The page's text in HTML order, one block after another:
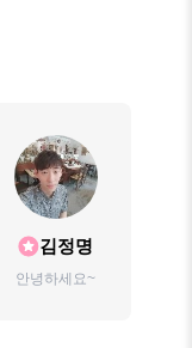
김정명
안녕하세요~